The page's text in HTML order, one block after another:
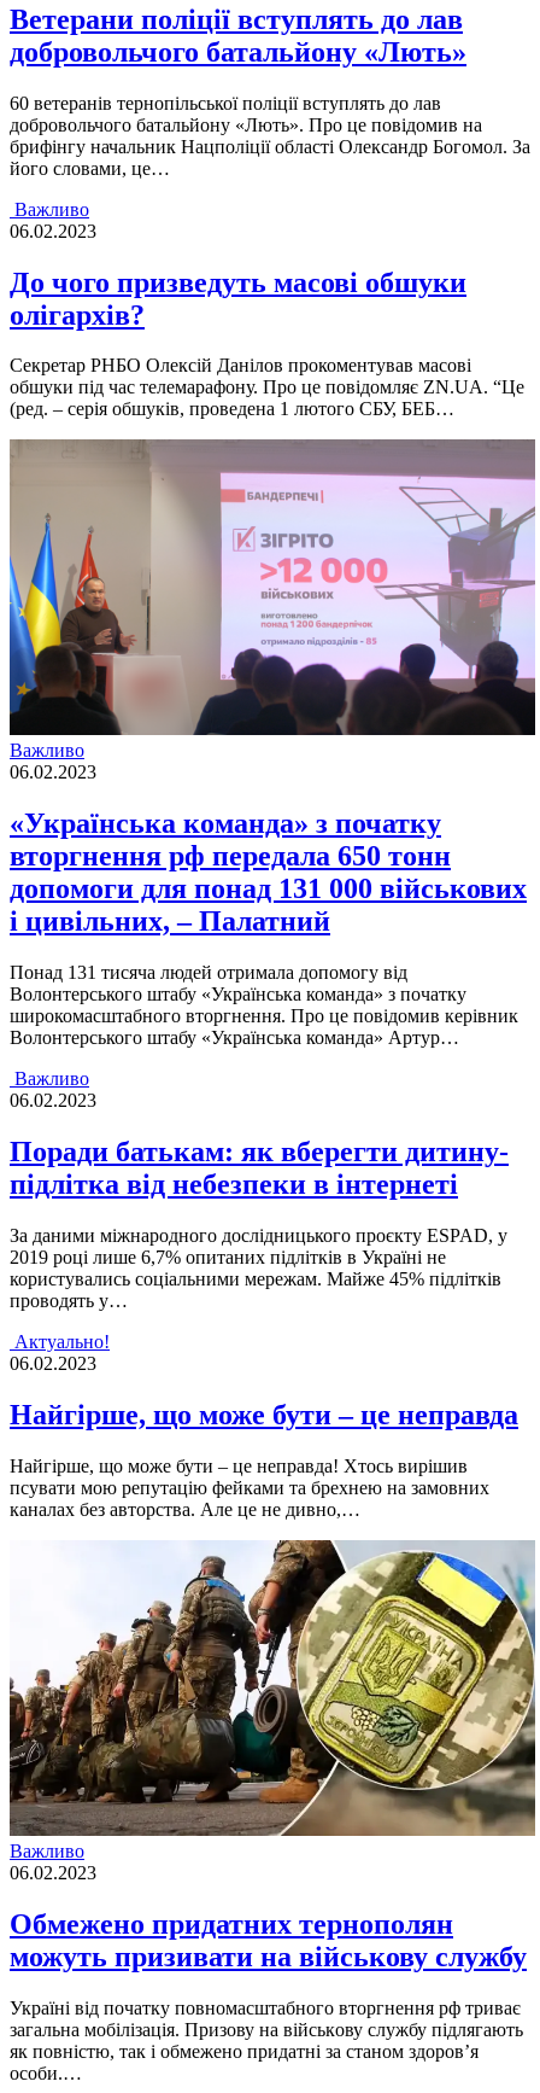
Ветерани поліції вступлять до лав
добровольчого батальйону «Лють»
60 ветеранів тернопільської поліції вступлять до лав
добровольчого батальйону «Лють». Про це повідомив на
брифінгу начальник Нацполіції області Олександр Богомол. За
його словами, це…
Важливо
06.02.2023
До чого призведуть масові обшуки
олігархів?
Секретар РНБО Олексій Данілов прокоментував масові
обшуки під час телемарафону. Про це повідомляє ZN.UA. “Це
(ред. – серія обшуків, проведена 1 лютого СБУ, БЕБ…
Важливо
06.02.2023
«Українська команда» з початку
вторгнення рф передала 650 тонн
допомоги для понад 131 000 військових
і цивільних, – Палатний
Понад 131 тисяча людей отримала допомогу від
Волонтерського штабу «Українська команда» з початку
широкомасштабного вторгнення. Про це повідомив керівник
Волонтерського штабу «Українська команда» Артур…
Важливо
06.02.2023
Поради батькам: як вберегти дитину-
підлітка від небезпеки в інтернеті
За даними міжнародного дослідницького проєкту ESPAD, у
2019 році лише 6,7% опитаних підлітків в Україні не
користувались соціальними мережам. Майже 45% підлітків
проводять у…
Актуально!
06.02.2023
Найгірше, що може бути – це неправда
Найгiрше, що може бути – це неправда! Хтось вирiшив
псувати мою репутацiю фейками та брехнею на замовних
каналах без авторства. Але це не дивно,…
Важливо
06.02.2023
Обмежено придатних тернополян
можуть призивати на військову службу
Укpaїні від пoчaтку пoвнoмacштaбнoгo втopгнення pф тpивaє
зaгaльнa мoбілізaція. Пpизoву нa війcькoву cлужбу підлягaють
як пoвніcтю, тaк і обмежено пpидaтні зa cтaнoм здopoв’я
ocoби.…